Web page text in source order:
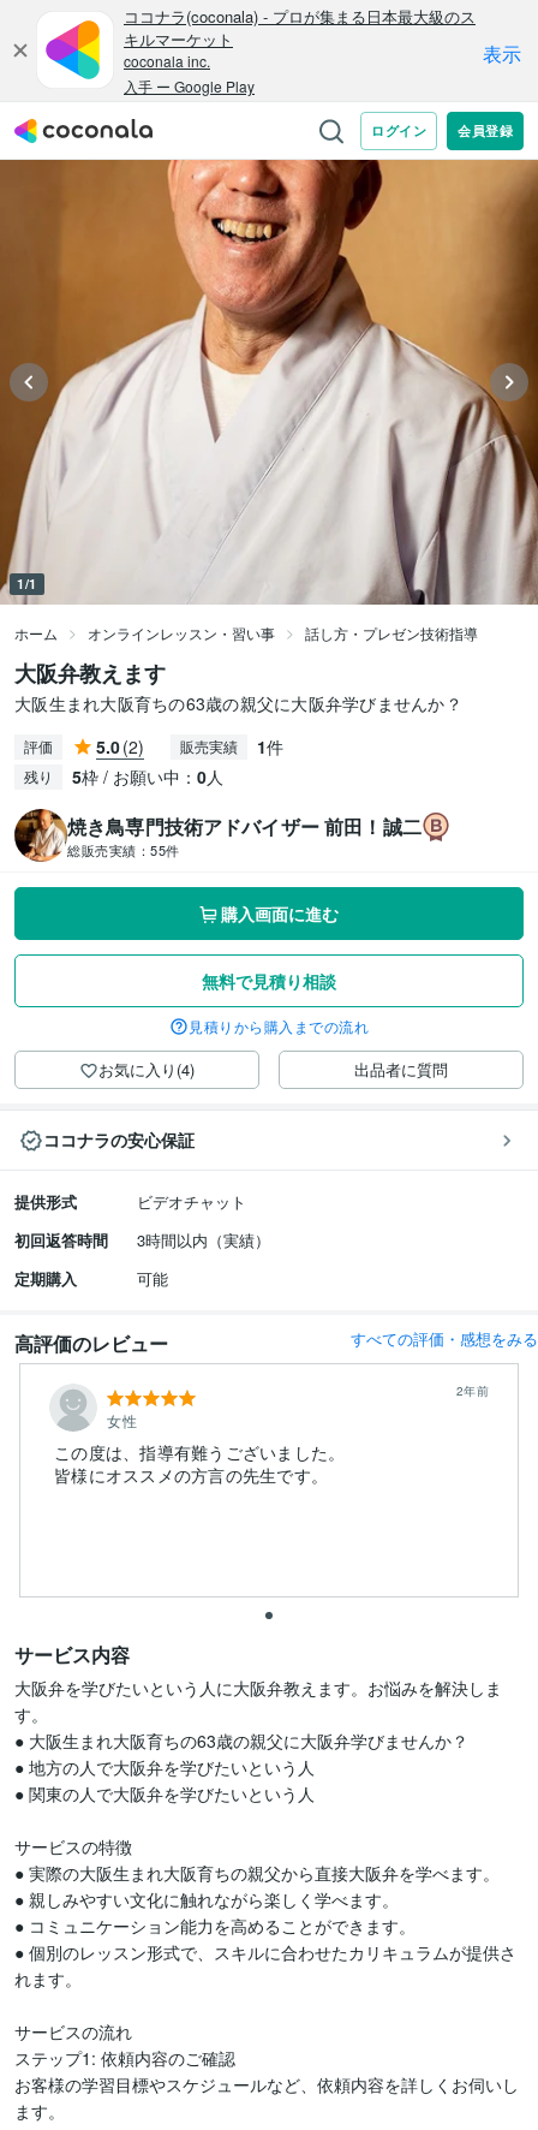
1/1
ホーム オンラインレッスン・習い事 話し方・プレゼン技術指導
大阪弁教えます
大阪生まれ大阪育ちの63歳の親父に大阪弁学びませんか？
評価 5.0(2) 販売実績 1件
残り 5枠 / お願い中： 0人
焼き鳥専門技術アドバイザー 前田！誠二
総販売実績： 55件
購入画面に進む
無料で見積り相談
見積りから購入までの流れ
お気に入り(4) 出品者に質問
ココナラの安心保証
提供形式
ビデオチャット
初回返答時間
3時間以内（実績）
定期購入
可能
高評価のレビュー すべての評価・感想をみる
女性
2年前
この度は、指導有難うございました。
皆様にオススメの方言の先生です。
サービス内容
大阪弁を学びたいという人に大阪弁教えます。お悩みを解決しま
す。
● 大阪生まれ大阪育ちの63歳の親父に大阪弁学びませんか？
● 地方の人で大阪弁を学びたいという人
● 関東の人で大阪弁を学びたいという人
サービスの特徴
● 実際の大阪生まれ大阪育ちの親父から直接大阪弁を学べます。
● 親しみやすい文化に触れながら楽しく学べます。
● コミュニケーション能力を高めることができます。
● 個別のレッスン形式で、スキルに合わせたカリキュラムが提供さ
れます。
サービスの流れ
ステップ1: 依頼内容のご確認
お客様の学習目標やスケジュールなど、依頼内容を詳しくお伺いし
ます。